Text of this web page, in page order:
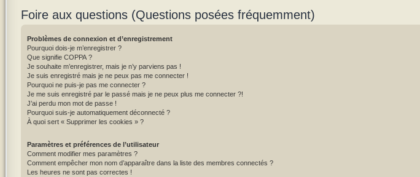
Foire aux questions (Questions posées fréquemment)
Problèmes de connexion et d’enregistrement
Pourquoi dois-je m’enregistrer ?
Que signifie COPPA ?
Je souhaite m’enregistrer, mais je n’y parviens pas !
Je suis enregistré mais je ne peux pas me connecter !
Pourquoi ne puis-je pas me connecter ?
Je me suis enregistré par le passé mais je ne peux plus me connecter ?!
J’ai perdu mon mot de passe !
Pourquoi suis-je automatiquement déconnecté ?
À quoi sert « Supprimer les cookies » ?
Paramètres et préférences de l’utilisateur
Comment modifier mes paramètres ?
Comment empêcher mon nom d’apparaître dans la liste des membres connectés ?
Les heures ne sont pas correctes !